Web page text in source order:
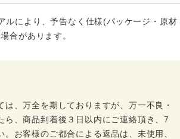
ルにより、予告なく仕様(パッケージ・原材
合があります。
は、万全を期しておりますが、万一不良・
ら、商品到着後３日以内にご連絡頂き、7
。お客様のご都合による返品は、未使用、